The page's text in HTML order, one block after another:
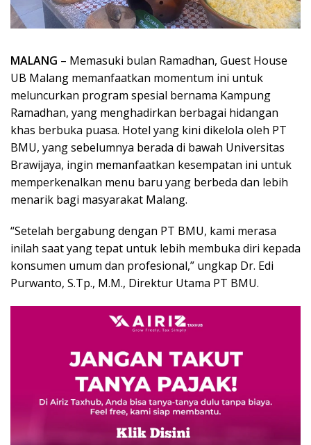
MALANG – Memasuki bulan Ramadhan, Guest House
UB Malang memanfaatkan momentum ini untuk
meluncurkan program spesial bernama Kampung
Ramadhan, yang menghadirkan berbagai hidangan
khas berbuka puasa. Hotel yang kini dikelola oleh PT
BMU, yang sebelumnya berada di bawah Universitas
Brawijaya, ingin memanfaatkan kesempatan ini untuk
memperkenalkan menu baru yang berbeda dan lebih
menarik bagi masyarakat Malang.
“Setelah bergabung dengan PT BMU, kami merasa
inilah saat yang tepat untuk lebih membuka diri kepada
konsumen umum dan profesional,” ungkap Dr. Edi
Purwanto, S.Tp., M.M., Direktur Utama PT BMU.